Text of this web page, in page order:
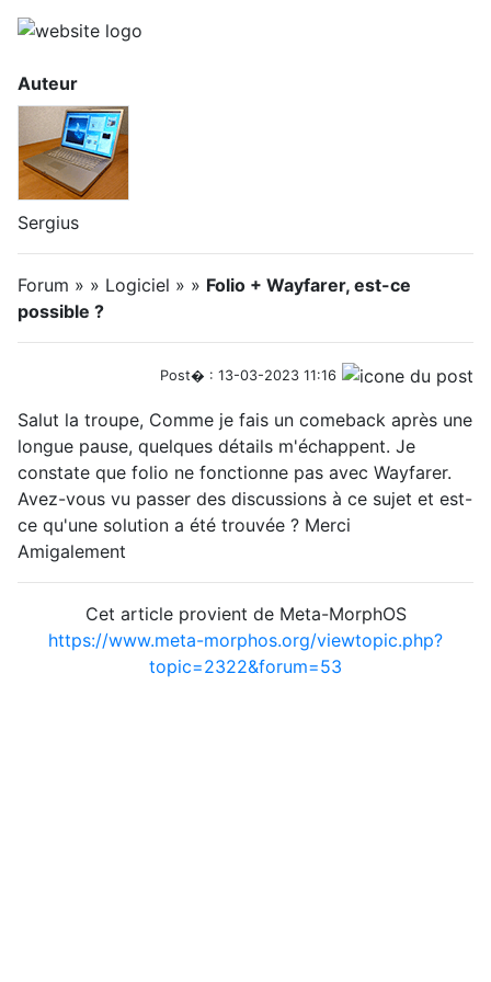
Auteur
Sergius
Forum » » Logiciel » » Folio + Wayfarer, est-ce
possible ?
Post� : 13-03-2023 11:16
Salut la troupe, Comme je fais un comeback après une
longue pause, quelques détails m'échappent. Je
constate que folio ne fonctionne pas avec Wayfarer.
Avez-vous vu passer des discussions à ce sujet et est-
ce qu'une solution a été trouvée ? Merci
Amigalement
Cet article provient de Meta-MorphOS
https://www.meta-morphos.org/viewtopic.php?
topic=2322&forum=53